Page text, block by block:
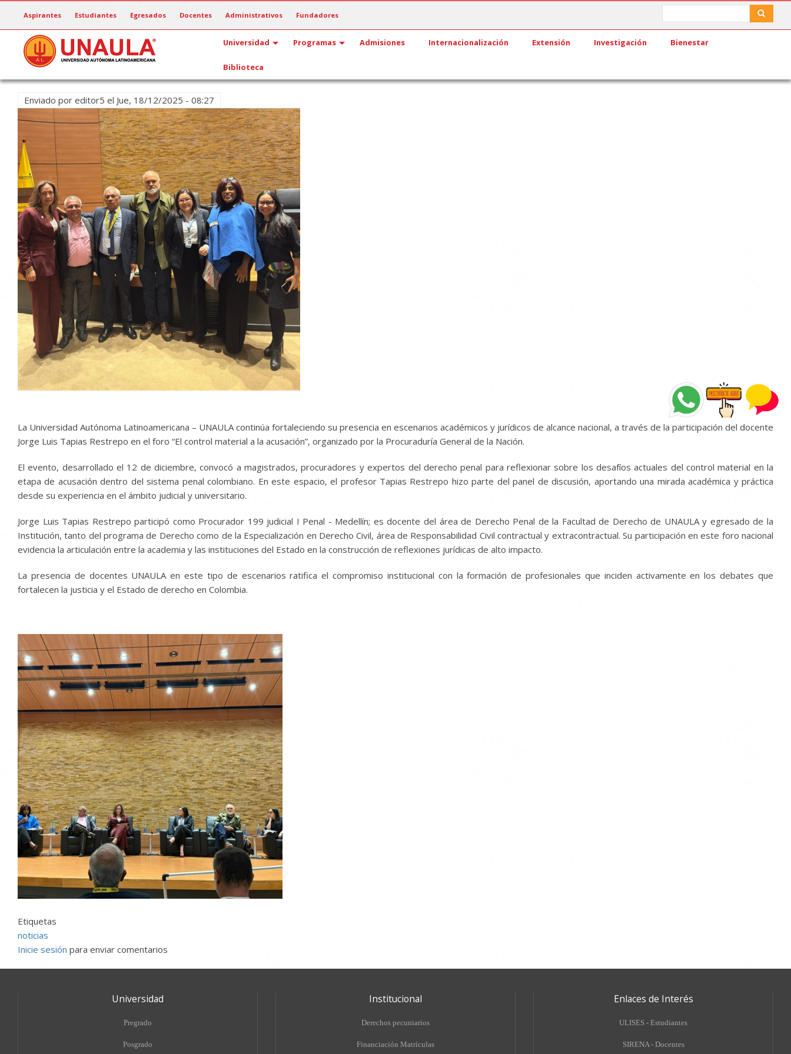
contenido
principal
Aspirantes Estudiantes Egresados Docentes Administrativos Fundadores
Universidad Programas Admisiones Internacionalización Extensión Investigación Bienestar
Biblioteca
Enviado por editor5 el Jue, 18/12/2025 - 08:27
La Universidad Autónoma Latinoamericana – UNAULA continúa fortaleciendo su presencia en escenarios académicos y jurídicos de alcance nacional, a través de la participación del docente
Jorge Luis Tapias Restrepo en el foro “El control material a la acusación”, organizado por la Procuraduría General de la Nación.
El evento, desarrollado el 12 de diciembre, convocó a magistrados, procuradores y expertos del derecho penal para reflexionar sobre los desafíos actuales del control material en la
etapa de acusación dentro del sistema penal colombiano. En este espacio, el profesor Tapias Restrepo hizo parte del panel de discusión, aportando una mirada académica y práctica
desde su experiencia en el ámbito judicial y universitario.
Jorge Luis Tapias Restrepo participó como Procurador 199 judicial I Penal - Medellín; es docente del área de Derecho Penal de la Facultad de Derecho de UNAULA y egresado de la
Institución, tanto del programa de Derecho como de la Especialización en Derecho Civil, área de Responsabilidad Civil contractual y extracontractual. Su participación en este foro nacional
evidencia la articulación entre la academia y las instituciones del Estado en la construcción de reflexiones jurídicas de alto impacto.
La presencia de docentes UNAULA en este tipo de escenarios ratifica el compromiso institucional con la formación de profesionales que inciden activamente en los debates que
fortalecen la justicia y el Estado de derecho en Colombia.
Etiquetas
noticias
Inicie sesión para enviar comentarios
Universidad
Pregrado
Posgrado
Institucional
Derechos pecuniarios
Financiación Matrículas
Enlaces de Interés
ULISES - Estudiantes
SIRENA - Docentes